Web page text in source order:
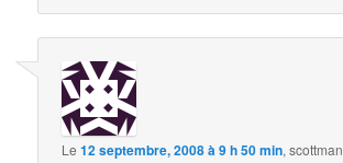
Le12 septembre, 2008 à 9 h 50 min,scottman